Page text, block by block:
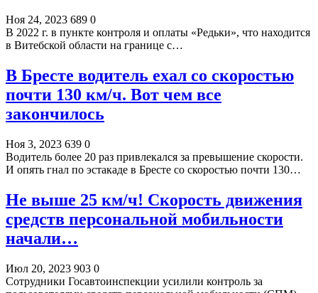
Ноя 24, 2023 689 0
В 2022 г. в пункте контроля и оплаты «Редьки», что находится
в Витебской области на границе с…
В Бресте водитель ехал со скоростью
почти 130 км/ч. Вот чем все
закончилось
Ноя 3, 2023 639 0
Водитель более 20 раз привлекался за превышение скорости.
И опять гнал по эстакаде в Бресте со скоростью почти 130…
Не выше 25 км/ч! Скорость движения
средств персональной мобильности
начали…
Июл 20, 2023 903 0
Сотрудники Госавтоинспекции усилили контроль за